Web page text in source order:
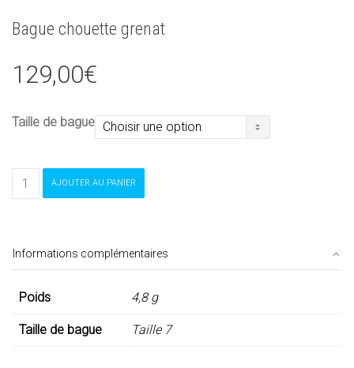
Bague chouette grenat
129,00€
Taille de bague
quantité
AJOUTER AU PANIER
Informations complémentaires
Poids 4,8 g
Taille de bague Taille 7